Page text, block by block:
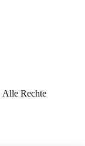
Rechte